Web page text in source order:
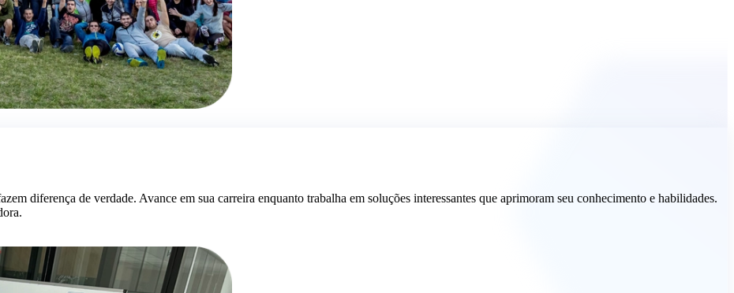
diferença de verdade. Avance em sua carreira enquanto trabalha em soluções interessantes que aprimoram seu conhecimento e habilidades.